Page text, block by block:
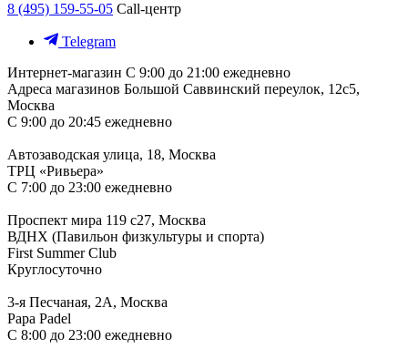
8 (495) 159-55-05 Call-центр
Telegram
Интернет-магазин С 9:00 до 21:00 ежедневно
Адреса магазинов Большой Саввинский переулок, 12с5,
Москва
С 9:00 до 20:45 ежедневно
Автозаводская улица, 18, Москва
ТРЦ «Ривьера»
С 7:00 до 23:00 ежедневно
Проспект мира 119 с27, Москва
ВДНХ (Павильон физкультуры и спорта)
First Summer Club
Круглосуточно
3-я Песчаная, 2А, Москва
Papa Padel
С 8:00 до 23:00 ежедневно